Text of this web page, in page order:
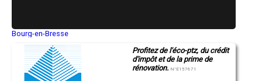
- Entreprise de rénovation immobilière à Condat
- Entreprise de rénovation immobilière à Vergne
- Entreprise de rénovation immobilière à Cavagnac
- Entreprise de rénovation immobilière à Flaugnac
- Entreprise de rénovation immobilière à Cieurac
Bourg-en-Bresse
Montluçon
Manosque
Gap
Profitez de l'éco-ptz, du crédit
d'impôt et de la prime de
rénovation. N°E157671